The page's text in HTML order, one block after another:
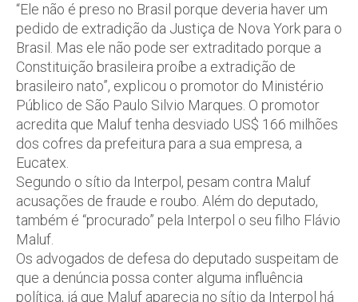
“Ele não é preso no Brasil porque deveria haver um
pedido de extradição da Justiça de Nova York para o
Brasil. Mas ele não pode ser extraditado porque a
Constituição brasileira proíbe a extradição de
brasileiro nato”, explicou o promotor do Ministério
Público de São Paulo Silvio Marques. O promotor
acredita que Maluf tenha desviado US$ 166 milhões
dos cofres da prefeitura para a sua empresa, a
Eucatex.
Segundo o sítio da Interpol, pesam contra Maluf
acusações de fraude e roubo. Além do deputado,
também é “procurado” pela Interpol o seu filho Flávio
Maluf.
Os advogados de defesa do deputado suspeitam de
que a denúncia possa conter alguma influência
política, já que Maluf aparecia no sítio da Interpol há